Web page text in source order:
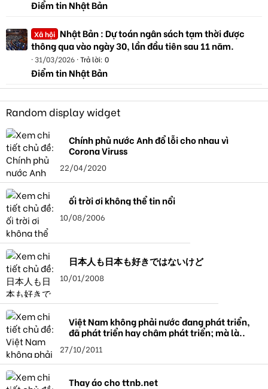
Điểm tin Nhật Bản
Xã hội Nhật Bản : Dự toán ngân sách tạm thời được
thông qua vào ngày 30, lần đầu tiên sau 11 năm.
31/03/2026 Trả lời: 0
Điểm tin Nhật Bản
Random display widget
Chính phủ nước Anh đổ lỗi cho nhau vì
Corona Viruss
22/04/2020
ối trời ơi không thể tin nổi
10/08/2006
日本人も日本も好きではないけど
10/01/2008
Việt Nam không phải nước đang phát triển,
đã phát triển hay chậm phát triển; mà là..
27/10/2011
Thay áo cho ttnb.net